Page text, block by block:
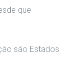
que
são Estados